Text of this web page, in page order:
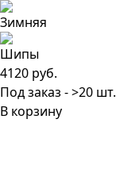
4120 руб.
Под заказ - >20 шт.
В корзину